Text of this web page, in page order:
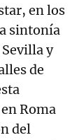
en los
sintonía
y
de
Roma
del